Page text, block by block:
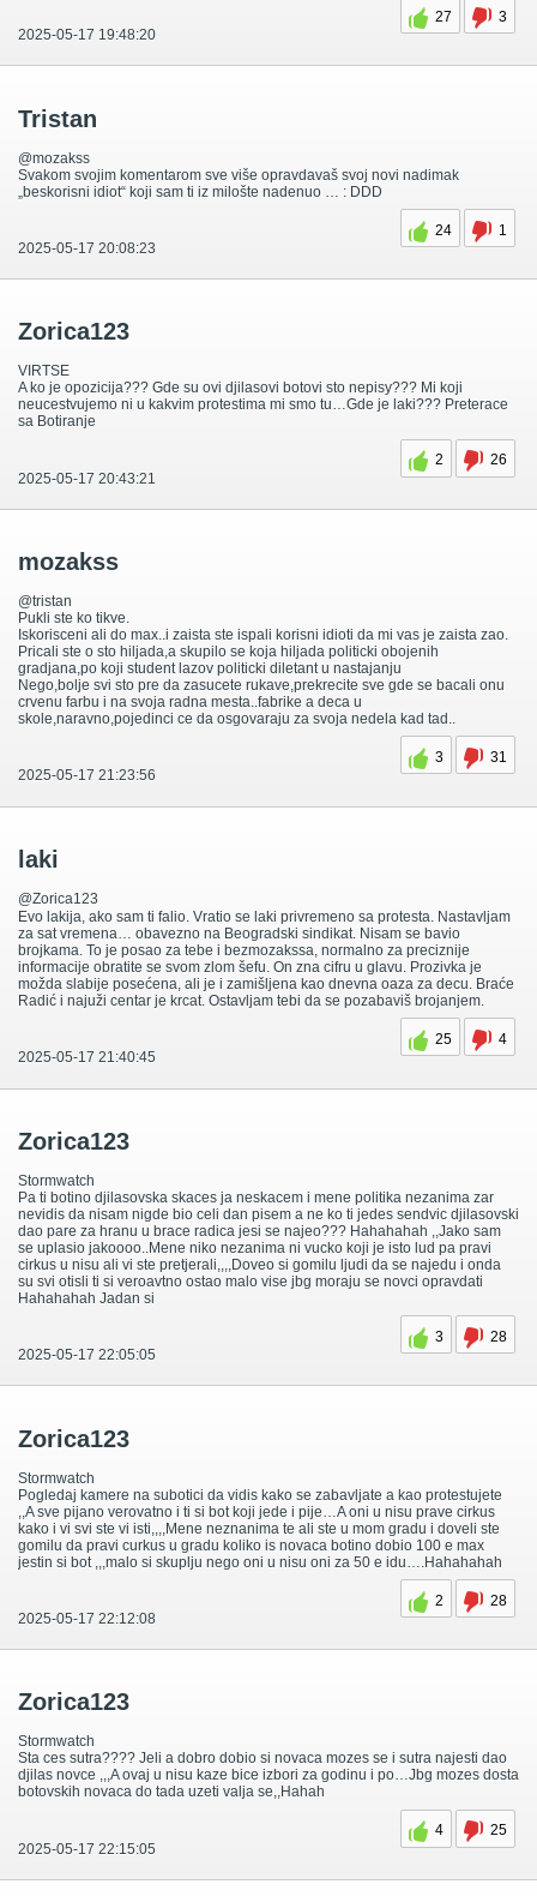
27
3
2025-05-17 19:48:20
Tristan
@mozakss
Svakom svojim komentarom sve više opravdavaš svoj novi nadimak
„beskorisni idiot“ koji sam ti iz milošte nadenuo … : DDD
24
1
2025-05-17 20:08:23
Zorica123
VIRTSE
A ko je opozicija??? Gde su ovi djilasovi botovi sto nepisy??? Mi koji
neucestvujemo ni u kakvim protestima mi smo tu…Gde je laki??? Preterace
sa Botiranje
2
26
2025-05-17 20:43:21
mozakss
@tristan
Pukli ste ko tikve.
Iskorisceni ali do max..i zaista ste ispali korisni idioti da mi vas je zaista zao.
Pricali ste o sto hiljada,a skupilo se koja hiljada politicki obojenih
gradjana,po koji student lazov politicki diletant u nastajanju
Nego,bolje svi sto pre da zasucete rukave,prekrecite sve gde se bacali onu
crvenu farbu i na svoja radna mesta..fabrike a deca u
skole,naravno,pojedinci ce da osgovaraju za svoja nedela kad tad..
3
31
2025-05-17 21:23:56
laki
@Zorica123
Evo lakija, ako sam ti falio. Vratio se laki privremeno sa protesta. Nastavljam
za sat vremena… obavezno na Beogradski sindikat. Nisam se bavio
brojkama. To je posao za tebe i bezmozakssa, normalno za preciznije
informacije obratite se svom zlom šefu. On zna cifru u glavu. Prozivka je
možda slabije posećena, ali je i zamišljena kao dnevna oaza za decu. Braće
Radić i najuži centar je krcat. Ostavljam tebi da se pozabaviš brojanjem.
25
4
2025-05-17 21:40:45
Zorica123
Stormwatch
Pa ti botino djilasovska skaces ja neskacem i mene politika nezanima zar
nevidis da nisam nigde bio celi dan pisem a ne ko ti jedes sendvic djilasovski
dao pare za hranu u brace radica jesi se najeo??? Hahahahah ,,Jako sam
se uplasio jakoooo..Mene niko nezanima ni vucko koji je isto lud pa pravi
cirkus u nisu ali vi ste pretjerali,,,,Doveo si gomilu ljudi da se najedu i onda
su svi otisli ti si veroavtno ostao malo vise jbg moraju se novci opravdati
Hahahahah Jadan si
3
28
2025-05-17 22:05:05
Zorica123
Stormwatch
Pogledaj kamere na subotici da vidis kako se zabavljate a kao protestujete
,,A sve pijano verovatno i ti si bot koji jede i pije…A oni u nisu prave cirkus
kako i vi svi ste vi isti,,,,Mene neznanima te ali ste u mom gradu i doveli ste
gomilu da pravi curkus u gradu koliko is novaca botino dobio 100 e max
jestin si bot ,,,malo si skuplju nego oni u nisu oni za 50 e idu….Hahahahah
2
28
2025-05-17 22:12:08
Zorica123
Stormwatch
Sta ces sutra???? Jeli a dobro dobio si novaca mozes se i sutra najesti dao
djilas novce ,,,A ovaj u nisu kaze bice izbori za godinu i po…Jbg mozes dosta
botovskih novaca do tada uzeti valja se,,Hahah
4
25
2025-05-17 22:15:05